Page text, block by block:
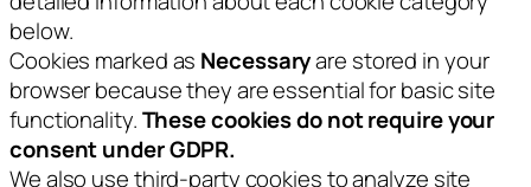
below.
Cookies marked as Necessaryare stored in your
browser because they are essential for basic site
functionality.These cookies do not require your
consent under GDPR.
We also use third-party cookies to analyze site